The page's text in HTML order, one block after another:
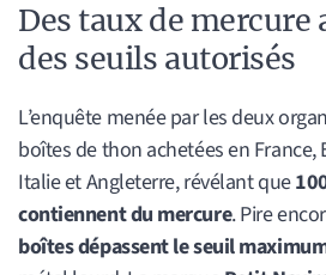
Des taux de mercure
des seuils autorisés
L’enquête menée par les deux
boîtes de thon achetées en France,
Italie et Angleterre, révélant que
contiennent du mercure. Pire
boîtes dépassent le seuil